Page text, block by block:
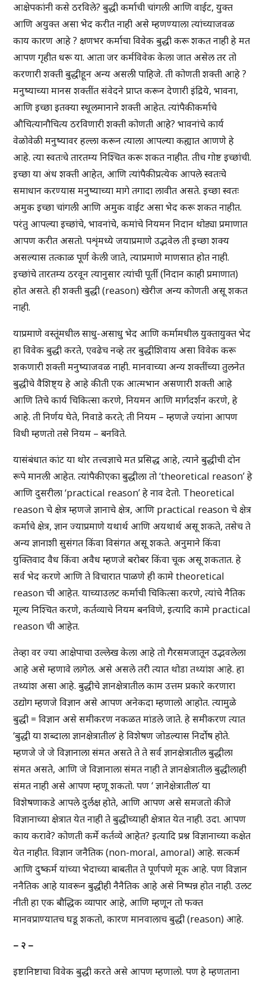
आक्षेपकांनी कसे ठरविले? बुद्धी कर्माची चांगली आणि वाईट, युक्त
आणि अयुक्त असा भेद करीत नाही असे म्हणण्याला त्यांच्याजवळ
काय कारण आहे ? क्षणभर कर्माचा विवेक बुद्धी करू शकत नाही हे मत
आपण गृहीत धरू या. आता जर कर्मविवेक केला जात असेल तर तो
करणारी शक्ती बुद्धीहून अन्य असली पाहिजे. ती कोणती शक्ती आहे ?
मनुष्याच्या मानस शक्तींत संवेदने प्राप्त करून देणारी इंद्रिये, भावना,
आणि इच्छा इतक्या स्थूलमानाने शक्ती आहेत. त्यांपैकी कर्माचे
औचित्यानौचित्य ठरविणारी शक्ती कोणती आहे? भावनांचे कार्य
वेळोवेळी मनुष्यावर हल्ला करून त्याला आपल्या कह्यात आणणे हे
आहे. त्या स्वतःचे तारतम्य निश्चित करू शकत नाहीत. तीच गोष्ट इच्छांची.
इच्छा या अंध शक्ती आहेत, आणि त्यांपैकी प्रत्येक आपले स्वतःचे
समाधान करण्यास मनुष्याच्या मागे तगादा लावीत असते. इच्छा स्वतः
अमुक इच्छा चांगली आणि अमुक वाईट असा भेद करू शकत नाहीत.
परंतु आपल्या इच्छांचे, भावनांचे, कमांचे नियमन निदान थोड्या प्रमाणात
आपण करीत असतो. पशृंमध्ये जयाप्रमाणे उद्भवेल ती इच्छा शक्य
असल्यास तत्काळ पूर्ण केली जाते, त्याप्रमाणे माणसात होत नाही.
इच्छांचे तारतम्य ठरवून त्यानुसार त्यांची पूर्ती (निदान काही प्रमाणात)
होत असते. ही शक्ती बुद्धी (reason) खेरीज अन्य कोणती असू शकत
नाही.
याप्रमाणे वस्तूंमधील साधु-असाधु भेद आणि कर्मामधील युक्तायुक्त भेद
हा विवेक बुद्धी करते, एवढेच नव्हे तर बुद्धीशिवाय असा विवेक करू
शकणारी शक्ती मनुष्याजवळ नाही. मानवाच्या अन्य शक्तींच्या तुलनेत
बुद्धीचे वैशिष्ट्य हे आहे की ती एक आत्मभान असणारी शक्ती आहे
आणि तिचे कार्य चिकित्सा करणे, नियमन आणि मार्गदर्शन करणे, हे
आहे. ती निर्णय घेते, निवाडे करते; ती नियम – म्हणजे ज्यांना आपण
विधी म्हणतो तसे नियम – बनविते.
यासंबंधात कांट या थोर तत्त्वज्ञाचे मत प्रसिद्ध आहे, त्याने बुद्धीची दोन
रूपे मानली आहेत. त्यांपैकी एका बुद्धीला तो ‘theoretical reason’ हे
आणि दुसरीला ‘practical reason’ हे नाव देतो. Theoretical
reason चे क्षेत्र म्हणजे ज्ञानाचे क्षेत्र, आणि practical reason चे क्षेत्र
कर्माचे क्षेत्र, ज्ञान ज्याप्रमाणे यथार्थ आणि अयथार्थ असू शकते, तसेच ते
अन्य ज्ञानाशी सुसंगत किंवा विसंगत असू शकते. अनुमाने किंवा
युक्तिवाद वैध किंवा अवैध म्हणजे बरोबर किंवा चूक असू शकतात. हे
सर्व भेद करणे आणि ते विचारात पाळणे ही कामे theoretical
reason ची आहेत. याच्याउलट कर्माची चिकित्सा करणे, त्यांचे नैतिक
मूल्य निश्चित करणे, कर्तव्याचे नियम बनविणे, इत्यादि कामे practical
reason ची आहेत.
तेव्हा वर ज्या आक्षेपाचा उल्लेख केला आहे तो गैरसमजातून उद्भवलेला
आहे असे म्हणावे लागेल. असे असले तरी त्यात थोडा तथ्यांश आहे. हा
तथ्यांश असा आहे. बुद्धीचे ज्ञानक्षेत्रातील काम उत्तम प्रकारे करणारा
उद्योग म्हणजे विज्ञान असे आपण अनेकदा म्हणालो आहोत. त्यामुळे
बुद्धी = विज्ञान असे समीकरण नकळत मांडले जाते. हे समीकरण त्यात
‘बुद्धी या शब्दाला ज्ञानक्षेत्रातील’ हे विशेषण जोडल्यास निर्दोष होते.
म्हणजे जे जे विज्ञानाला संमत असते ते ते सर्व ज्ञानक्षेत्रातील बुद्धीला
संमत असते, आणि जे विज्ञानाला संमत नाही ते ज्ञानक्षेत्रातील बुद्धीलाही
संमत नाही असे आपण म्हणू शकतो. पण ‘ ज्ञानेक्षेत्रातील’ या
विशेषणाकडे आपले दुर्लक्ष होते, आणि आपण असे समजतो की जे
विज्ञानाच्या क्षेत्रात येत नाही ते बुद्धीच्याही क्षेत्रात येत नाही. उदा. आपण
काय करावे? कोणती कर्मे कर्तव्ये आहेत? इत्यादि प्रश्न विज्ञानाच्या कक्षेत
येत नाहीत. विज्ञान जनैतिक (non-moral, amoral) आहे. सत्कर्म
आणि दुष्कर्म यांच्या भेदाच्या बाबतीत ते पूर्णपणे मूक आहे. पण विज्ञान
ननैतिक आहे यावरून बुद्धीही नैनैतिक आहे असे निष्पन्न होत नाही. उलट
नीती हा एक बौद्धिक व्यापार आहे, आणि म्हणून तो फक्त
मानवप्राण्यातच घडू शकतो, कारण मानवालाच बुद्धी (reason) आहे.
– २ –
इष्टानिष्टाचा विवेक बुद्धी करते असे आपण म्हणालो. पण हे म्हणताना